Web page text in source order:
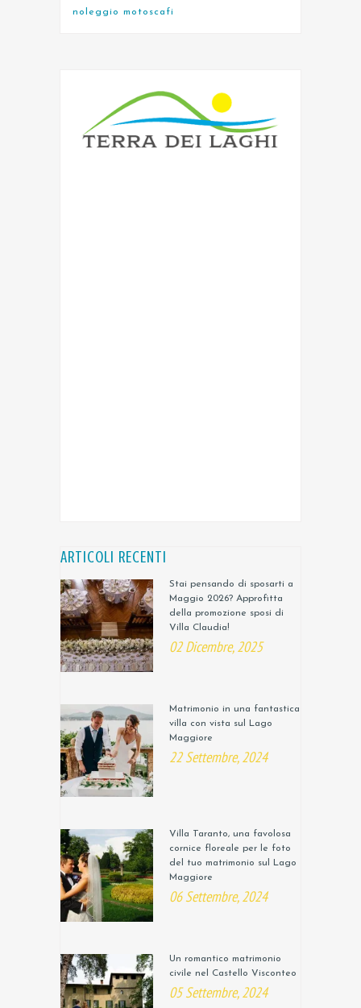
noleggio motoscafi
ARTICOLI RECENTI
Stai pensando di sposarti a
Maggio 2026? Approfitta
della promozione sposi di
Villa Claudia!
02 Dicembre, 2025
Matrimonio in una fantastica
villa con vista sul Lago
Maggiore
22 Settembre, 2024
Villa Taranto, una favolosa
cornice floreale per le foto
del tuo matrimonio sul Lago
Maggiore
06 Settembre, 2024
Un romantico matrimonio
civile nel Castello Visconteo
05 Settembre, 2024